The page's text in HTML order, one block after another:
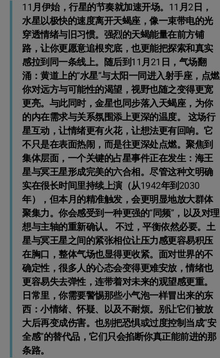
11月伊始，行星的节奏就加速开场。11月2日，
水星以极快的速度离开天蝎座，像一束带电的光
穿透情绪与旧习惯。强烈的天蝎能量在前方铺
路，让你更愿意追根究底，也更能把探索和真实
感拉到同一条线上。随后到11月21日，气场翻
涌：黄道上的“水星”与太阳一同进入射手座，点燃
你对远方与可能性的渴望，视野也随之变得更宽
更亮。与此同时，金星也同步落入天蝎座，为你
的内在需求与关系氛围添上更深的温度。 这场行
星互动，让情绪更有火花，让想法更有回响。它
不只是在表面热闹，而是往更深处点燃。聚焦到
集体层面，一个关键的占星事件正在发生：海王
星与冥王星形成完美的六合相。尽管这种文明确
实在很长时间里持续上演（从1942年到2030
年），但本月的精准触发，会更明显地放大群体
聚集力。你会感受到一种更强的“同频”，以及对理
想与主轴的重新确认。 不过，平衡依然必要。土
星与冥王星之间的紧张相位让压力感更容易积压
在胸口，整体气场也显得更收紧。面对世界的不
确定性，很多人的心态会变得更难安放，情绪也
更容易失去弹性，连带着对未来的观望感更重。
日常里，你需要警惕那些小气泡一样冒出来的东
西：小情绪、怀疑、以及不耐烦。别让它们被放
大后再变成伤害。也别把恐惧或过度控制当成“安
全感”的替代品，它们只会掐断你真正能前进的那
条路。